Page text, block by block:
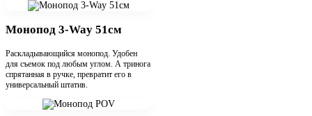
Монопод 3-Way 51см
Раскладывающийся монопод. Удобен
для съемок под любым углом. А тринога
спрятанная в ручке, превратит его в
универсальный штатив.